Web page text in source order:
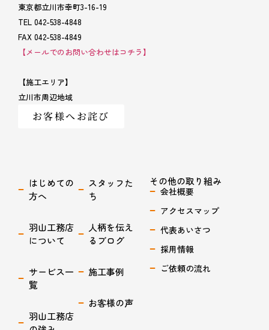
東京都立川市幸町3-16-19
TEL 042-538-4848
FAX 042-538-4849
【メールでのお問い合わせはコチラ】
【施工エリア】
立川市周辺地域
お客様へお詫び
はじめての
方へ
羽山工務店
について
サービス一
覧
羽山工務店
スタッフた
ち
人柄を伝え
るブログ
施工事例
お客様の声
その他の取り組み
会社概要
アクセスマップ
代表あいさつ
採用情報
ご依頼の流れ